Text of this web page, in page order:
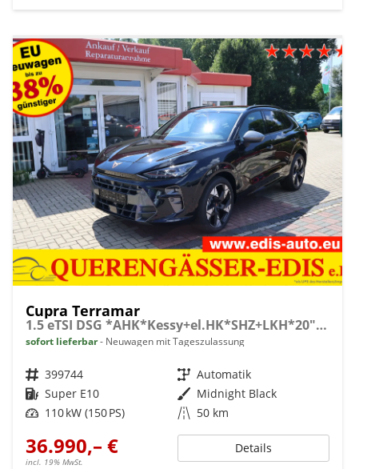
Cupra Terramar
1.5 eTSI DSG *AHK*Kessy+el.HK*SHZ+LKH*20"ALU*
sofort lieferbar Neuwagen mit Tageszulassung
Fahrzeugnr. 399744 Getriebe Automatik
Kraftstoff Super E10 Außenfarbe Midnight Black
Leistung 110 kW (150 PS) Kilometerstand 50 km
36.990,– €
incl. 19% MwSt.
Details